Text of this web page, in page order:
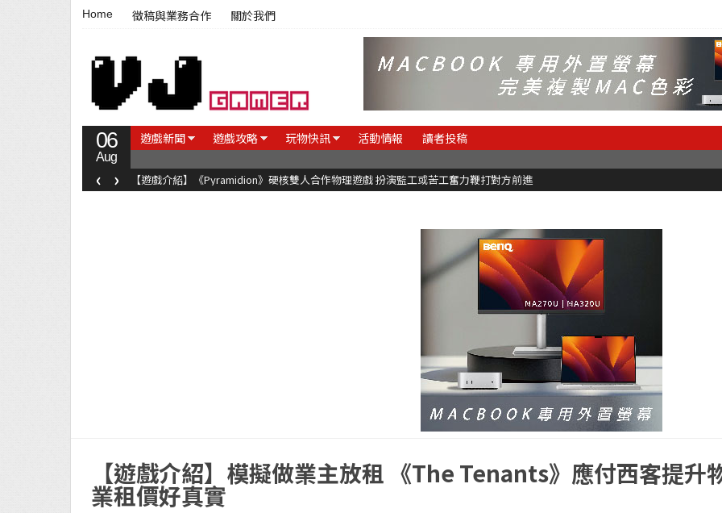
Home 徵稿與業務合作 關於我們
06
Aug
遊戲新聞 遊戲攻略 玩物快訊 活動情報 讀者投稿
【遊戲介紹】《Pyramidion》硬核雙人合作物理遊戲 扮演監工或苦工奮力鞭打對方前進
‹ ›
【遊戲介紹】模擬做業主放租 《The Tenants》應付西客提升
業租價好真實